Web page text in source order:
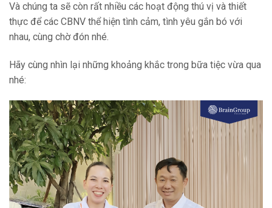
Và chúng ta sẽ còn rất nhiều các hoạt động thú vị và thiết
thực để các CBNV thể hiện tình cảm, tình yêu gắn bó với
nhau, cùng chờ đón nhé.
Hãy cùng nhìn lại những khoảng khắc trong bữa tiệc vừa qua
nhé: